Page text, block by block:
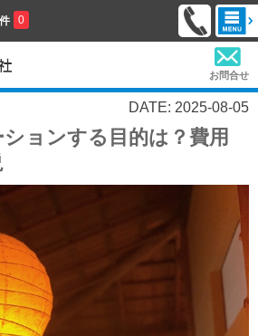
0
お問合せ
DATE: 2025-08-05
ョンする目的は？費用